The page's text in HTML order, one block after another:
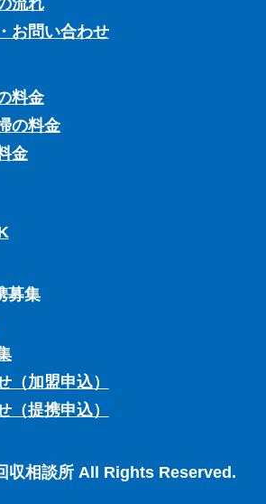
流れ
お問い合わせ
料金
の料金
金
募集
（加盟申込）
（提携申込）
収相談所 All Rights Reserved.